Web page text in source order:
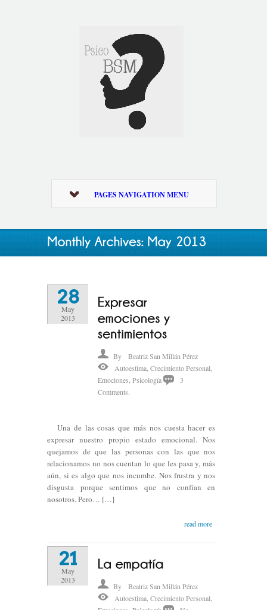
PAGES NAVIGATION MENU
28
May
2013
By Beatriz San Millán Pérez
Autoestima, Crecimiento Personal,
Emociones, Psicología
3
Comments.
Una de las cosas que más nos cuesta hacer es
expresar nuestro propio estado emocional. Nos
quejamos de que las personas con las que nos
relacionamos no nos cuentan lo que les pasa y, más
aún, si es algo que nos incumbe. Nos frustra y nos
disgusta porque sentimos que no confían en
nosotros. Pero… […]
read more
21
May
2013
By Beatriz San Millán Pérez
Autoestima Crecimiento Personal